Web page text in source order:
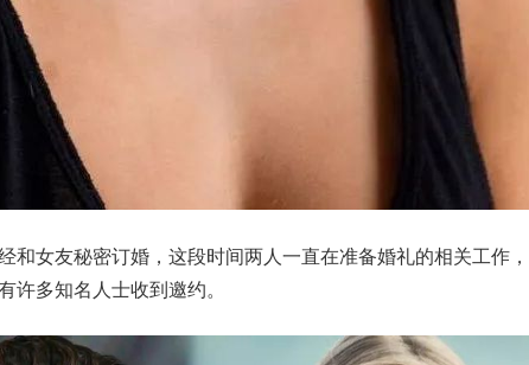
和女友秘密订婚，这段时间两人一直在准备婚礼的相关工作
许多知名人士收到邀约。